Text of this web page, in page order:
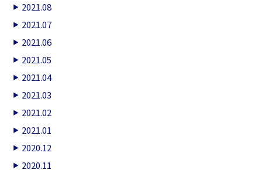
2021.08
2021.07
2021.06
2021.05
2021.04
2021.03
2021.02
2021.01
2020.12
2020.11